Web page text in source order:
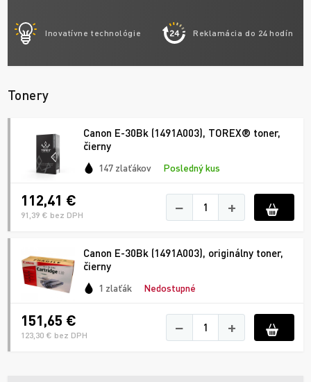
Inovatívne technológie Reklamácia do 24 hodín
Tonery
Canon E-30Bk (1491A003), TOREX® toner,
čierny
147 zlaťákov Posledný kus
112,41 €
91,39 € bez DPH − +
Canon E-30Bk (1491A003), originálny toner,
čierny
1 zlaťák Nedostupné
151,65 €
123,30 € bez DPH − +